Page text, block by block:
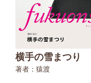
横手の雪まつり
著者：猿渡